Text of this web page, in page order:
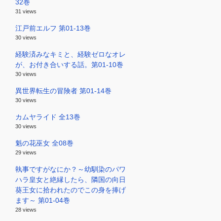
32巻
31 views
江戸前エルフ 第01-13巻
30 views
経験済みなキミと、経験ゼロなオレ
が、お付き合いする話。第01-10巻
30 views
異世界転生の冒険者 第01-14巻
30 views
カムヤライド 全13巻
30 views
魁の花巫女 全08巻
29 views
執事ですがなにか？～幼馴染のパワ
ハラ皇女と絶縁したら、隣国の向日
葵王女に拾われたのでこの身を捧げ
ます～ 第01-04巻
28 views